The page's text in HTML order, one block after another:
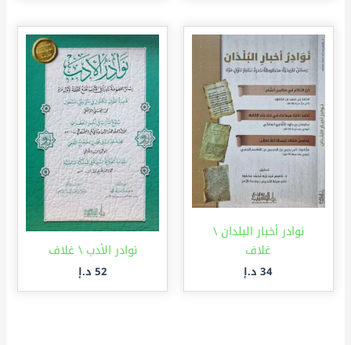
نوادر أخبار البلدان \
غلاف
34 د.إ
نوادر الأدب \ غلاف
52 د.إ